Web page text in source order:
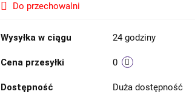
Do przechowalni
Wysyłka w ciągu 24 godziny
Cena przesyłki 0
Dostępność Duża dostępność